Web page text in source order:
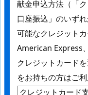
献金申込方法（「
口座振込」のいず
可能なクレジット
American Express
クレジットカード
をお持ちの方はご